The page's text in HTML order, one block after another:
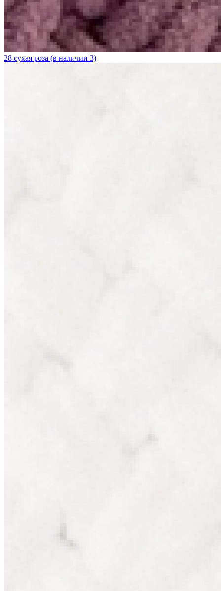
28 сухая роза (в наличии 3)